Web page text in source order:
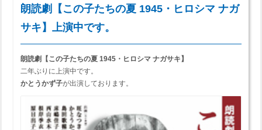
朗読劇【この子たちの夏 1945・ヒロシマ ナガ
サキ】上演中です。
朗読劇【この子たちの夏 1945・ヒロシマ ナガサキ】
二年ぶりに上演中です。
かとうかず子が出演しております。